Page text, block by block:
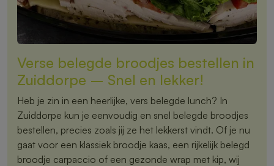
Verse belegde broodjes bestellen in
Zuiddorpe – Snel en lekker!
Heb je zin in een heerlijke, vers belegde lunch? In
Zuiddorpe kun je eenvoudig en snel belegde broodjes
bestellen, precies zoals jij ze het lekkerst vindt. Of je nu
gaat voor een klassiek broodje kaas, een rijkelijk belegd
broodje carpaccio of een gezonde wrap met kip, wij